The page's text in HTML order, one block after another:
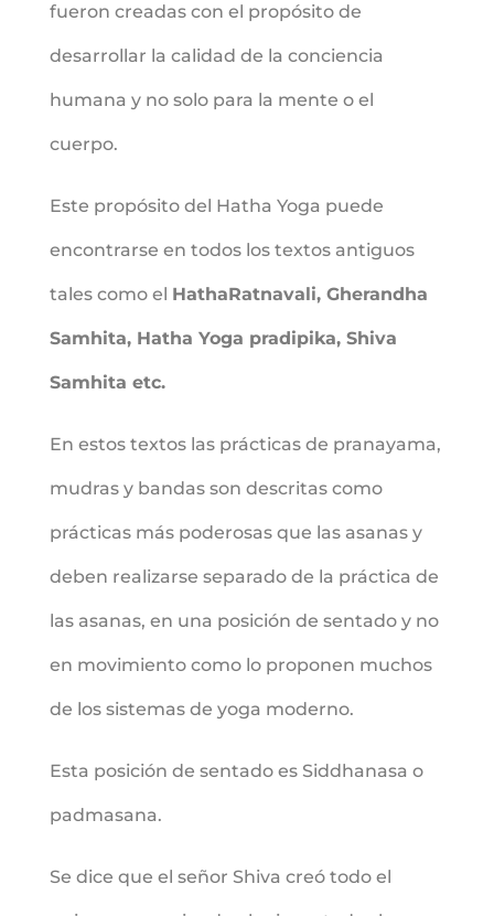
fueron creadas con el propósito de
desarrollar la calidad de la conciencia
humana y no solo para la mente o el
cuerpo.
Este propósito del Hatha Yoga puede
encontrarse en todos los textos antiguos
tales como el HathaRatnavali, Gherandha
Samhita, Hatha Yoga pradipika, Shiva
Samhita etc.
En estos textos las prácticas de pranayama,
mudras y bandas son descritas como
prácticas más poderosas que las asanas y
deben realizarse separado de la práctica de
las asanas, en una posición de sentado y no
en movimiento como lo proponen muchos
de los sistemas de yoga moderno.
Esta posición de sentado es Siddhanasa o
padmasana.
Se dice que el señor Shiva creó todo el